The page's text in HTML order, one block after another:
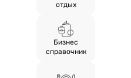
отдых
Бизнес
справочник